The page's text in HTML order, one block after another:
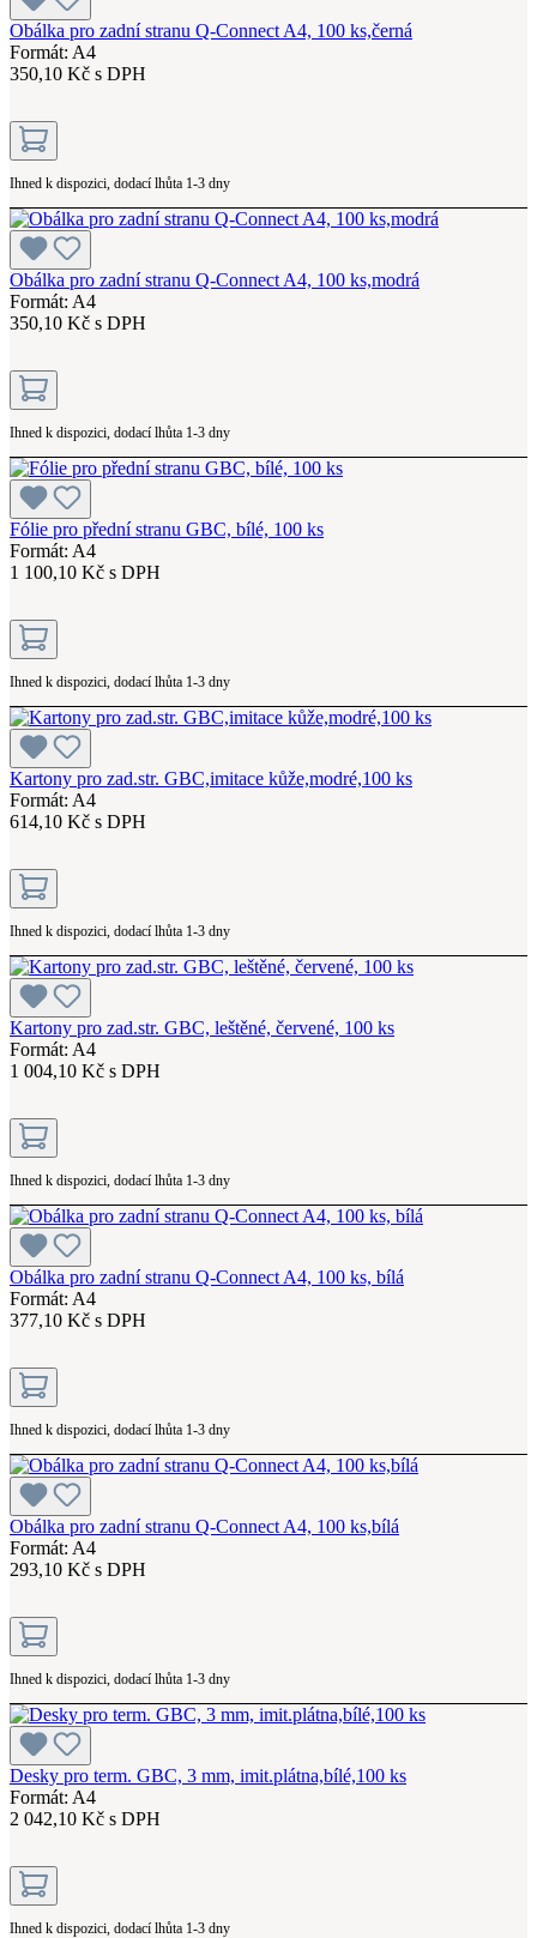
Obálka pro zadní stranu Q-Connect A4, 100 ks,černá
Formát: A4
350,10 Kč s DPH
Ihned k dispozici, dodací lhůta 1-3 dny
Obálka pro zadní stranu Q-Connect A4, 100 ks,modrá
Formát: A4
350,10 Kč s DPH
Ihned k dispozici, dodací lhůta 1-3 dny
Fólie pro přední stranu GBC, bílé, 100 ks
Formát: A4
1 100,10 Kč s DPH
Ihned k dispozici, dodací lhůta 1-3 dny
Kartony pro zad.str. GBC,imitace kůže,modré,100 ks
Formát: A4
614,10 Kč s DPH
Ihned k dispozici, dodací lhůta 1-3 dny
Kartony pro zad.str. GBC, leštěné, červené, 100 ks
Formát: A4
1 004,10 Kč s DPH
Ihned k dispozici, dodací lhůta 1-3 dny
Obálka pro zadní stranu Q-Connect A4, 100 ks, bílá
Formát: A4
377,10 Kč s DPH
Ihned k dispozici, dodací lhůta 1-3 dny
Obálka pro zadní stranu Q-Connect A4, 100 ks,bílá
Formát: A4
293,10 Kč s DPH
Ihned k dispozici, dodací lhůta 1-3 dny
Desky pro term. GBC, 3 mm, imit.plátna,bílé,100 ks
Formát: A4
2 042,10 Kč s DPH
Ihned k dispozici, dodací lhůta 1-3 dny